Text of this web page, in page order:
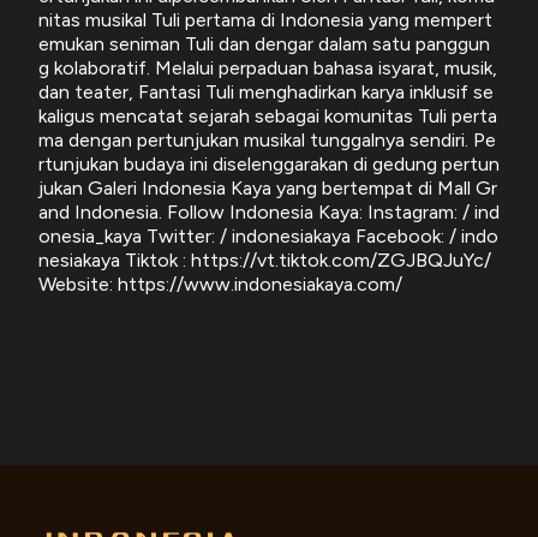
nitas musikal Tuli pertama di Indonesia yang mempert
emukan seniman Tuli dan dengar dalam satu panggun
g kolaboratif. Melalui perpaduan bahasa isyarat, musik,
dan teater, Fantasi Tuli menghadirkan karya inklusif se
kaligus mencatat sejarah sebagai komunitas Tuli perta
ma dengan pertunjukan musikal tunggalnya sendiri. Pe
rtunjukan budaya ini diselenggarakan di gedung pertun
jukan Galeri Indonesia Kaya yang bertempat di Mall Gr
and Indonesia. Follow Indonesia Kaya: Instagram: / ind
onesia_kaya Twitter: / indonesiakaya Facebook: / indo
nesiakaya Tiktok : https://vt.tiktok.com/ZGJBQJuYc/
Website: https://www.indonesiakaya.com/